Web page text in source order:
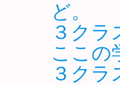
ど。
３ク
ここの
３クラ